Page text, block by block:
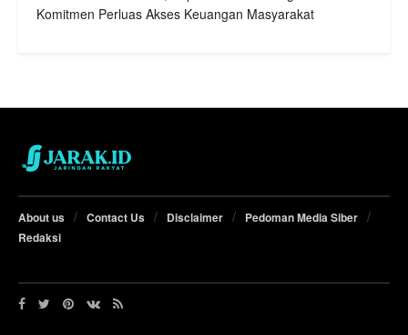
Komitmen Perluas Akses Keuangan Masyarakat
About us Contact Us Disclaimer
Pedoman Media Siber
Redaksi